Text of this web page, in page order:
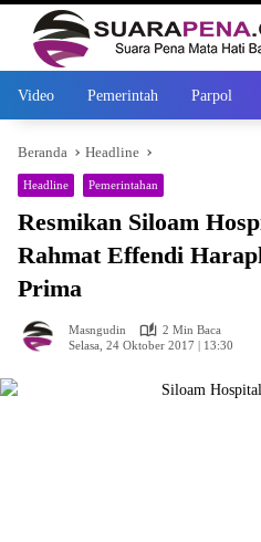
Video Pemerintah Parpol
Beranda Headline
Headline Pemerintahan
Resmikan Siloam
Rahmat Effendi
Prima
Masngudin
2 Min Baca
Selasa, 24 Oktober 2017 | 13:30